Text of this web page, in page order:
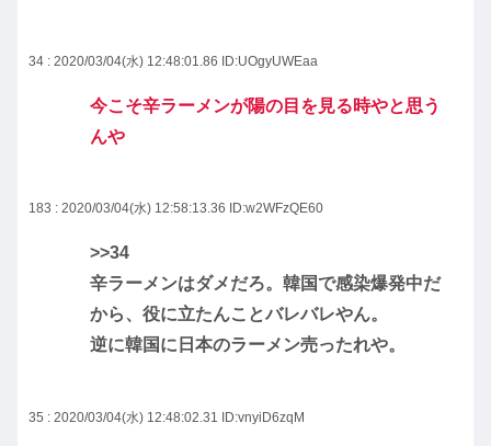
34 : 2020/03/04(水) 12:48:01.86 ID:UOgyUWEaa
今こそ辛ラーメンが陽の目を見る時やと思う
んや
183 : 2020/03/04(水) 12:58:13.36 ID:w2WFzQE60
>>34
辛ラーメンはダメだろ。韓国で感染爆発中だ
から、役に立たんことバレバレやん。
逆に韓国に日本のラーメン売ったれや。
35 : 2020/03/04(水) 12:48:02.31 ID:vnyiD6zqM